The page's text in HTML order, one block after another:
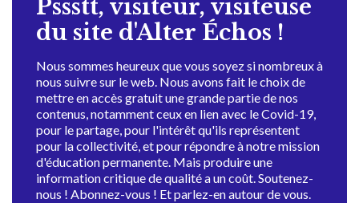
Pssstt, visiteur, visiteuse
du site d'Alter Échos !
Nous sommes heureux que vous soyez si nombreux à
nous suivre sur le web. Nous avons fait le choix de
mettre en accès gratuit une grande partie de nos
contenus, notamment ceux en lien avec le Covid-19,
pour le partage, pour l'intérêt qu'ils représentent
pour la collectivité, et pour répondre à notre mission
d'éducation permanente. Mais produire une
information critique de qualité a un coût. Soutenez-
nous ! Abonnez-vous ! Et parlez-en autour de vous.